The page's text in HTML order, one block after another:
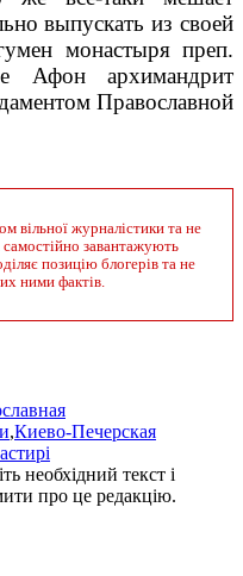
выпускать из своей
монастыря преп.
Афон архимандрит
Православной
вільної журналістики та не
завантажують
позицію блогерів та не
ними фактів.
,Киево-Печерская
необхідний текст і
про це редакцію.